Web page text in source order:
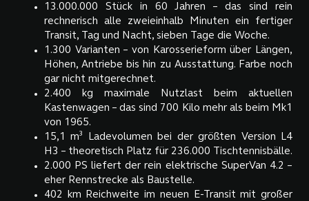
13.000.000 Stück in 60 Jahren – das sind rein
rechnerisch alle zweieinhalb Minuten ein fertiger
Transit, Tag und Nacht, sieben Tage die Woche.
1.300 Varianten – von Karosserieform über Längen,
Höhen, Antriebe bis hin zu Ausstattung. Farbe noch
gar nicht mitgerechnet.
2.400 kg maximale Nutzlast beim aktuellen
Kastenwagen – das sind 700 Kilo mehr als beim Mk1
von 1965.
15,1 m³ Ladevolumen bei der größten Version L4
H3 – theoretisch Platz für 236.000 Tischtennisbälle.
2.000 PS liefert der rein elektrische SuperVan 4.2 –
eher Rennstrecke als Baustelle.
402 km Reichweite im neuen E-Transit mit großer